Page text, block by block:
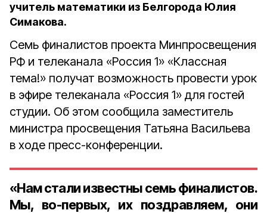
учитель математики из Белгорода Юлия
Симакова.
Семь финалистов проекта Минпросвещения
РФ и телеканала «Россия 1» «Классная
тема!» получат возможность провести урок
в эфире телеканала «Россия 1» для гостей
студии. Об этом сообщила заместитель
министра просвещения Татьяна Васильева
в ходе пресс-конференции.
«Нам стали известны семь финалистов.
Мы, во-первых, их поздравляем, они